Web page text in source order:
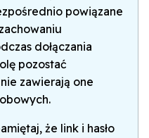
powiązane
dołączania
pozostać
zawierają one
że link i hasło